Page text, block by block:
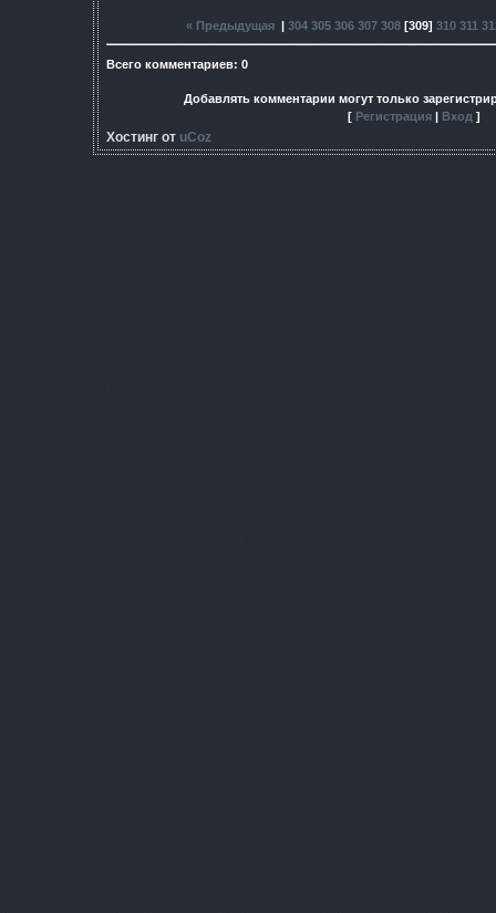
« Предыдущая | 304 305 306 307 308 [309] 310 311
Всего комментариев: 0
Добавлять комментарии могут только
[ Регистрация Вход ]
Хостинг от uCoz